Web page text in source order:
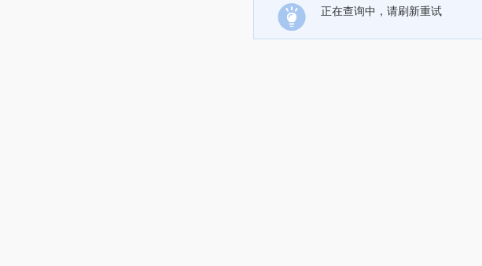
正在查询中，请刷新重试